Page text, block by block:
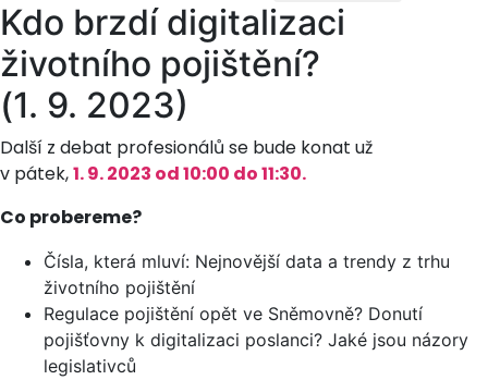
Kdo brzdí digitalizaci
životního pojištění?
(1. 9. 2023)
Další z debat profesionálů se bude konat už
v pátek,1. 9. 2023 od 10:00 do 11:30.
Co probereme?
Čísla, která mluví: Nejnovější data a trendy z trhu
životního pojištění
Regulace pojištění opět ve Sněmovně? Donutí
pojišťovny k digitalizaci poslanci? Jaké jsou názory
legislativců